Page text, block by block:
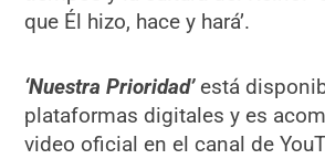
que Él hizo, hace y hará’.
‘Nuestra Prioridad’ está
plataformas digitales y es
video oficial en el canal de